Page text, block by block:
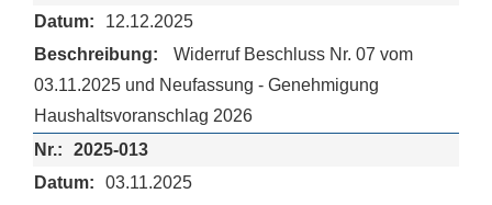
12.12.2025
Widerruf Beschluss Nr. 07 vom
03.11.2025 und Neufassung - Genehmigung
Haushaltsvoranschlag 2026
2025-013
03.11.2025